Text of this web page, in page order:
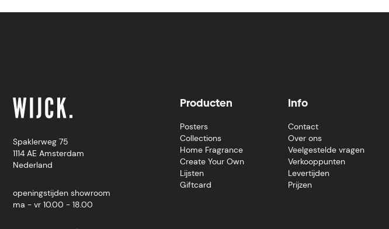
Spaklerweg 75
1114 AE Amsterdam
Nederland
openingstijden showroom
ma - vr 10.00 - 18.00
Producten
Posters
Collections
Home Fragrance
Create Your Own
Lijsten
Giftcard
Info
Contact
Over ons
Veelgestelde vragen
Verkooppunten
Levertijden
Prijzen